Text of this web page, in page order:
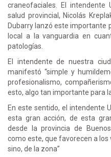
craneofaciales. El
salud provincial, Nicolás
Dubarry lanzó este importante
local a la vanguardia en
patologías.
El intendente de nuestra
manifestó “simple y
profesionalismo,
esto, algo tan importante para
En este sentido, el intendente
esta gran acción, de esta
desde la provincia de
como este, que favorecen a los
sino, de la zona”